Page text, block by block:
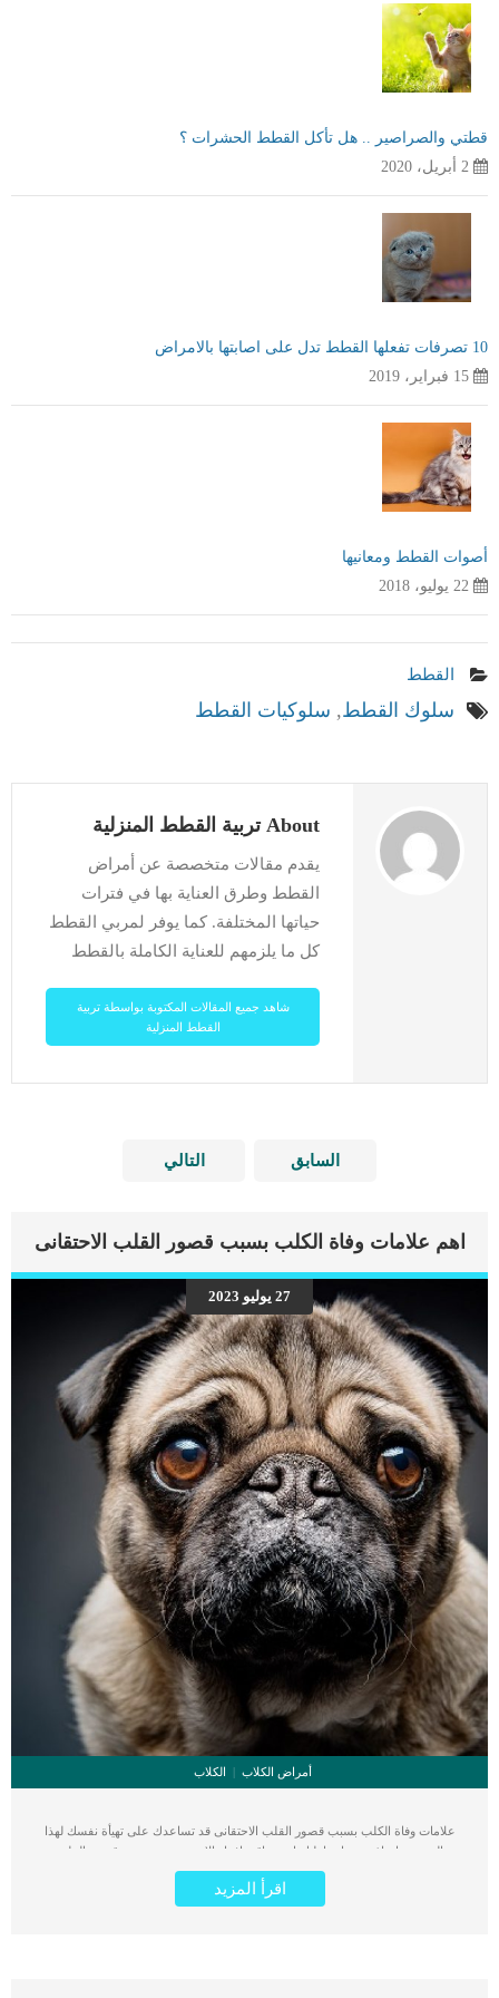
قطتي والصراصير .. هل تأكل القطط الحشرات ؟
2 أبريل، 2020
10 تصرفات تفعلها القطط تدل على اصابتها بالامراض
15 فبراير، 2019
أصوات القطط ومعانيها
22 يوليو، 2018
القطط
سلوك القطط, سلوكيات القطط
About تربية القطط المنزلية
يقدم مقالات متخصصة عن أمراض
القطط وطرق العناية بها في فترات
حياتها المختلفة. كما يوفر لمربي القطط
كل ما يلزمهم للعناية الكاملة بالقطط
شاهد جميع المقالات المكتوبة بواسطة تربية
القطط المنزلية
السابق التالي
اهم علامات وفاة الكلب بسبب قصور القلب الاحتقانى
27 يوليو 2023
أمراض الكلاب الكلاب
علامات وفاة الكلب بسبب قصور القلب الاحتقانى قد تساعدك على تهيأة نفسك لهذا
الحدث, واتخاذ جميع احتياطتك انت وباقى افراد الاسرة. يعتبر مرض قصور القلب
الاحتقانى من اخطر الحالات المرضية التى يمكن ان يتعرض لها جميع الكائنات الحية بما فى
ذلك الكلاب والقطط. كما ان القلب يعتبر عضوا رئيسيا فى جسم الكلاب, واى قصور به
اقرأ المزيد